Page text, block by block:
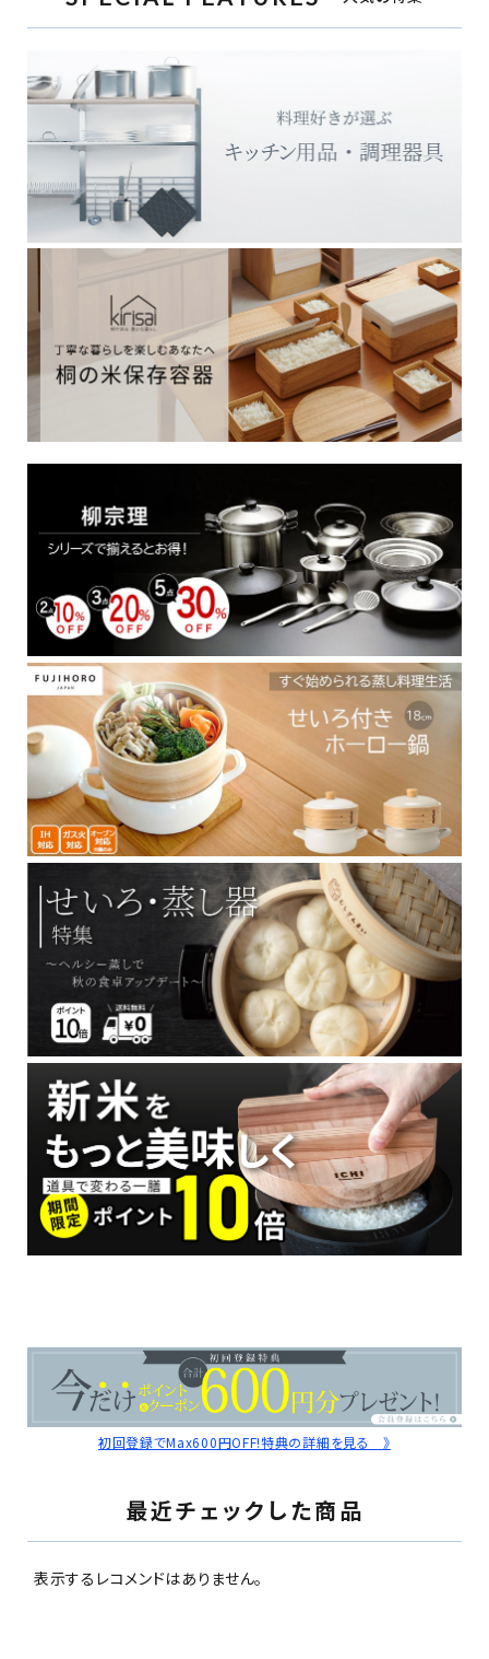
初回登録でMax600円OFF!特典の詳細を見る 》
最近チェックした商品
表示するレコメンドはありません。